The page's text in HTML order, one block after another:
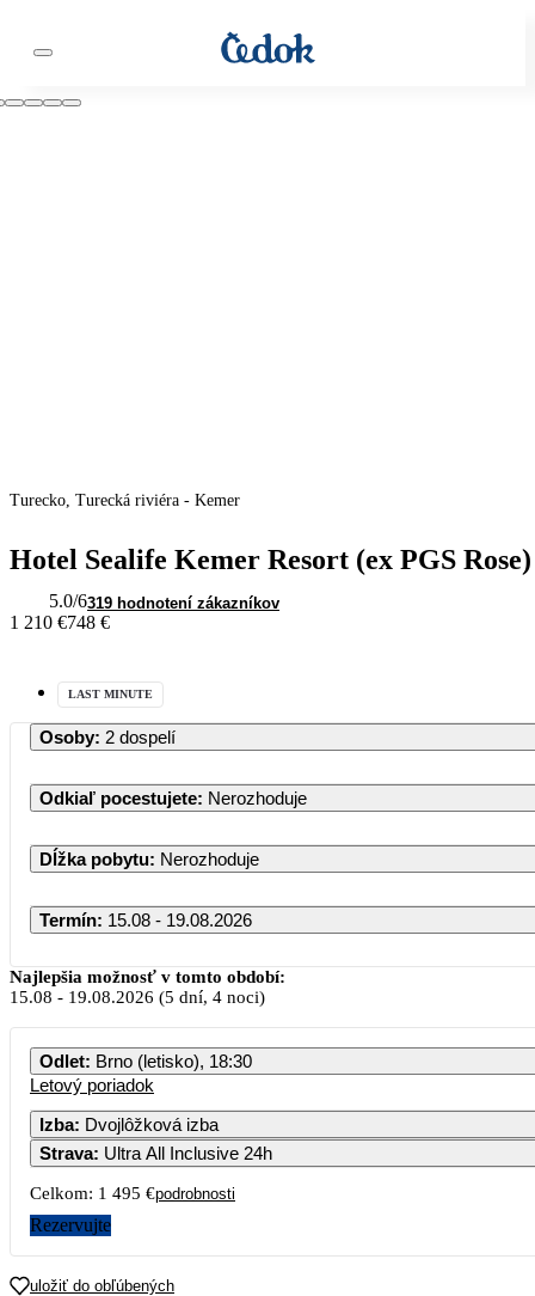
Turecko, Turecká riviéra - Kemer
Hotel Sealife Kemer Resort (ex PGS Rose)
5.0/6319 hodnotení zákazníkov
1 210 €748 €
LAST MINUTE
Osoby: 2 dospelí
Odkiaľ pocestujete: Nerozhoduje
Dĺžka pobytu: Nerozhoduje
Termín: 15.08 - 19.08.2026
Najlepšia možnosť v tomto období:
15.08 - 19.08.2026 (5 dní, 4 noci)
Odlet: Brno (letisko), 18:30
Letový poriadok
Izba: Dvojlôžková izba
Strava: Ultra All Inclusive 24h
Celkom: 1 495 €podrobnosti
Rezervujte
uložiť do obľúbených